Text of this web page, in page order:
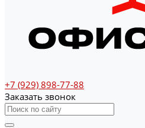
+7 (929) 898-77-88
Заказать звонок